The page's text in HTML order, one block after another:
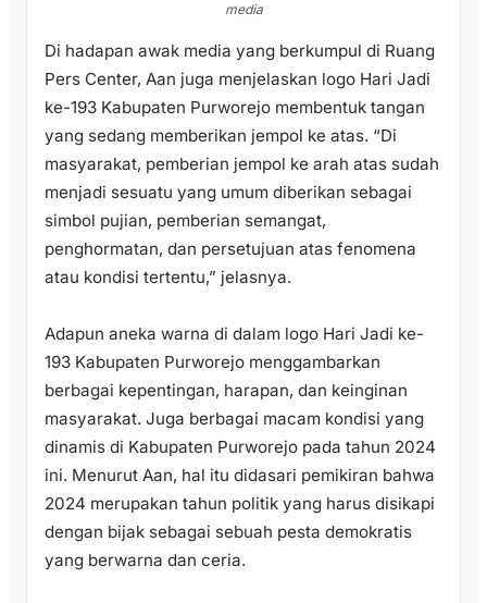
media
Di hadapan awak media yang berkumpul di Ruang
Pers Center, Aan juga menjelaskan logo Hari Jadi
ke-193 Kabupaten Purworejo membentuk tangan
yang sedang memberikan jempol ke atas. “Di
masyarakat, pemberian jempol ke arah atas sudah
menjadi sesuatu yang umum diberikan sebagai
simbol pujian, pemberian semangat,
penghormatan, dan persetujuan atas fenomena
atau kondisi tertentu,” jelasnya.
Adapun aneka warna di dalam logo Hari Jadi ke-
193 Kabupaten Purworejo menggambarkan
berbagai kepentingan, harapan, dan keinginan
masyarakat. Juga berbagai macam kondisi yang
dinamis di Kabupaten Purworejo pada tahun 2024
ini. Menurut Aan, hal itu didasari pemikiran bahwa
2024 merupakan tahun politik yang harus disikapi
dengan bijak sebagai sebuah pesta demokratis
yang berwarna dan ceria.